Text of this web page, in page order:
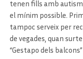
tenen fills amb
el mínim possible.
tampoc serveix per
de vegades, quan
“Gestapo dels balcons”